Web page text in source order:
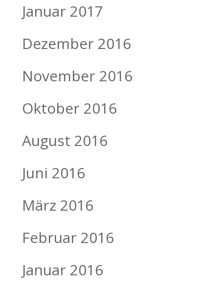
Januar 2017
Dezember 2016
November 2016
Oktober 2016
August 2016
Juni 2016
März 2016
Februar 2016
Januar 2016